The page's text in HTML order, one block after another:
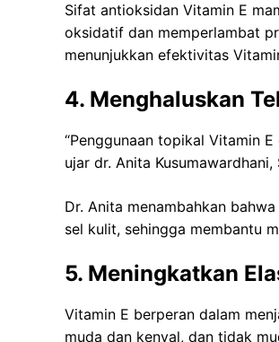
Sifat antioksidan Vitamin E
oksidatif dan memperlambat
menunjukkan efektivitas
4. Menghaluskan
“Penggunaan topikal Vitamin
ujar dr. Anita
Dr. Anita menambahkan
sel kulit, sehingga membantu
5. Meningkatkan
Vitamin E berperan dalam
muda dan kenyal, dan tidak